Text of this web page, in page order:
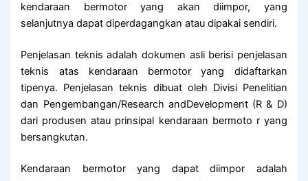
kendaraan bermotor yang akan diimpor, yang
selanjutnya dapat diperdagangkan atau dipakai sendiri.
Penjelasan teknis adalah dokumen asli berisi penjelasan
teknis atas kendaraan bermotor yang didaftarkan
tipenya. Penjelasan teknis dibuat oleh Divisi Penelitian
dan Pengembangan/Research andDevelopment (R & D)
dari produsen atau prinsipal kendaraan bermoto r yang
bersangkutan.
Kendaraan bermotor yang dapat diimpor adalah